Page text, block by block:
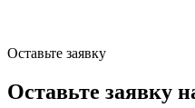
Оставьте заявку
Оставьте заявку